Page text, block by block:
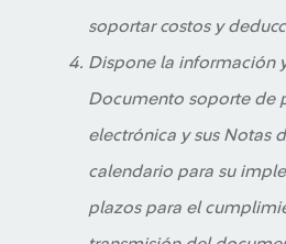
soportar costos y
Dispone la información
Documento soporte de
electrónica y sus Notas
calendario para su
plazos para el